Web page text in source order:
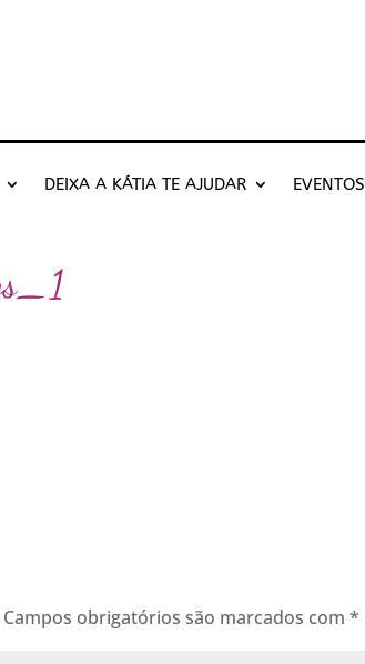
DEIXA A KÁTIA TE AJUDAR EVENTOS
Campos obrigatórios são marcados com*